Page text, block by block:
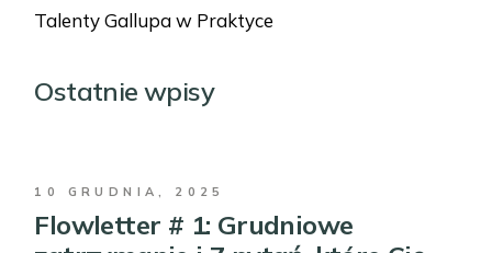
Talenty Gallupa w Praktyce
Ostatnie wpisy
10 GRUDNIA, 2025
Flowletter # 1: Grudniowe